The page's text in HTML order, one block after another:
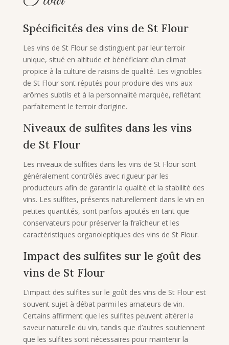
Spécificités des vins de St Flour
Les vins de St Flour se distinguent par leur terroir
unique, situé en altitude et bénéficiant d’un climat
propice à la culture de raisins de qualité. Les vignobles
de St Flour sont réputés pour produire des vins aux
arômes subtils et à la personnalité marquée, reflétant
parfaitement le terroir d’origine.
Niveaux de sulfites dans les vins
de St Flour
Les niveaux de sulfites dans les vins de St Flour sont
généralement contrôlés avec rigueur par les
producteurs afin de garantir la qualité et la stabilité des
vins. Les sulfites, présents naturellement dans le vin en
petites quantités, sont parfois ajoutés en tant que
conservateurs pour préserver la fraîcheur et les
caractéristiques organoleptiques des vins de St Flour.
Impact des sulfites sur le goût des
vins de St Flour
L’impact des sulfites sur le goût des vins de St Flour est
souvent sujet à débat parmi les amateurs de vin.
Certains affirment que les sulfites peuvent altérer la
saveur naturelle du vin, tandis que d’autres soutiennent
que les sulfites sont nécessaires pour maintenir la